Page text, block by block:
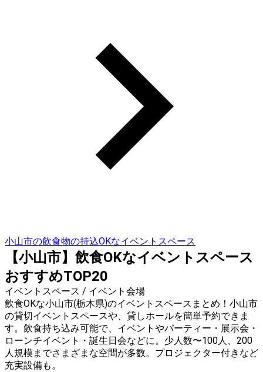
小山市の飲食物の持込OKなイベントスペース
【小山市】飲食OKなイベントスペース
おすすめTOP20
イベントスペース / イベント会場
飲食OKな小山市(栃木県)のイベントスペースまとめ！小山市
の貸切イベントスペースや、貸しホールを簡単予約できま
す。飲食持ち込み可能で、イベントやパーティー・展示会・
ローンチイベント・誕生日会などに。少人数〜100人、200
人規模までさまざまな空間が多数。プロジェクター付きなど
充実設備も。